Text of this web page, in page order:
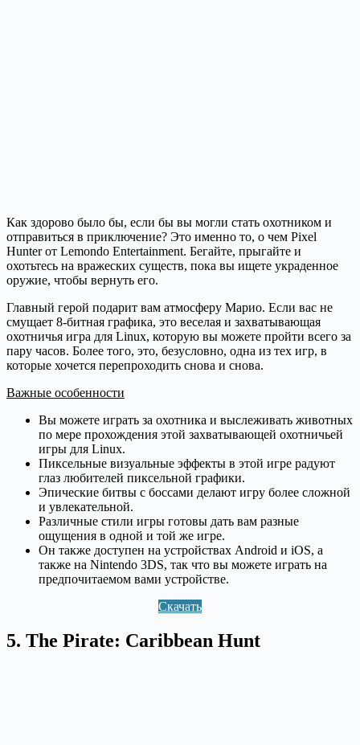
Как здорово было бы, если бы вы могли стать охотником и
отправиться в приключение? Это именно то, о чем Pixel
Hunter от Lemondo Entertainment. Бегайте, прыгайте и
охотьтесь на вражеских существ, пока вы ищете украденное
оружие, чтобы вернуть его.
Главный герой подарит вам атмосферу Марио. Если вас не
смущает 8-битная графика, это веселая и захватывающая
охотничья игра для Linux, которую вы можете пройти всего за
пару часов. Более того, это, безусловно, одна из тех игр, в
которые хочется перепроходить снова и снова.
Важные особенности
Вы можете играть за охотника и выслеживать животных
по мере прохождения этой захватывающей охотничьей
игры для Linux.
Пиксельные визуальные эффекты в этой игре радуют
глаз любителей пиксельной графики.
Эпические битвы с боссами делают игру более сложной
и увлекательной.
Различные стили игры готовы дать вам разные
ощущения в одной и той же игре.
Он также доступен на устройствах Android и iOS, а
также на Nintendo 3DS, так что вы можете играть на
предпочитаемом вами устройстве.
Скачать
5. The Pirate: Caribbean Hunt